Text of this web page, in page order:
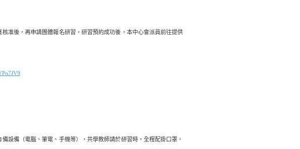
准後，再申請團體報名研習，研習預約成功後，本中心會派員前往提供
設備（電腦、筆電、手機等），共學教師請於研習時，全程配掛口罩，